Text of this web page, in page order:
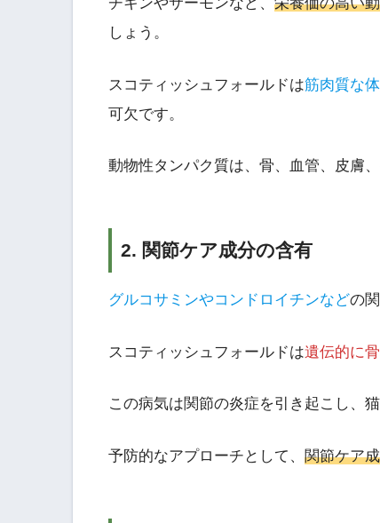
しょう。
スコティッシュフォールドは筋肉質な
可欠です。
動物性タンパク質は、骨、血管、皮膚
2. 関節ケア成分の含有
グルコサミンやコンドロイチンなどの
スコティッシュフォールドは遺伝的に
この病気は関節の炎症を引き起こし、
予防的なアプローチとして、 関節ケア